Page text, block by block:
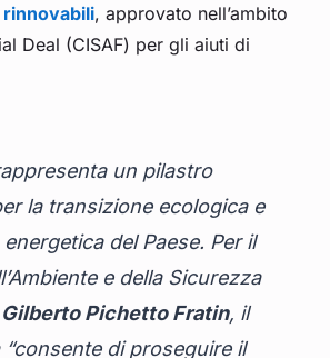
, approvato nell’ambito
Deal (CISAF) per gli aiuti di
un pilastro
la transizione ecologica e
energetica del Paese. Per il
e della Sicurezza
Gilberto Pichetto Fratin, il
di proseguire il